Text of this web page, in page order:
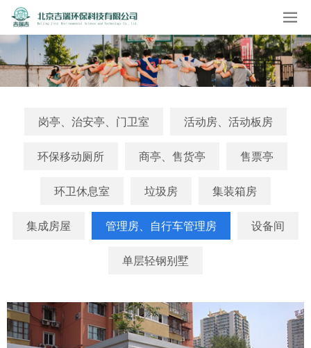
岗亭、治安亭、门卫室 活动房、活动板房
环保移动厕所 商亭、售货亭 售票亭
环卫休息室 垃圾房 集装箱房
集成房屋 管理房、自行车管理房 设备间
单层轻钢别墅